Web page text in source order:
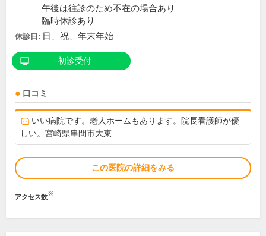
午後は往診のため不在の場合あり
臨時休診あり
休診日: 日、祝、年末年始
初診受付
口コミ
いい病院です。老人ホームもあります。院長看護師が優
しい。宮崎県串間市大束
この医院の詳細をみる
アクセス数※